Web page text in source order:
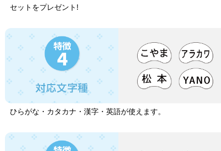
セットをプレゼント!
ひらがな・カタカナ・漢字・英語が使えます。